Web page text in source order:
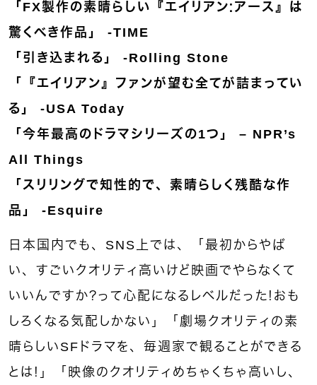
「FX製作の素晴らしい『エイリアン：アース』は
驚くべき作品」 -TIME
「引き込まれる」 -Rolling Stone
「『エイリアン』ファンが望む全てが詰まってい
る」 -USA Today
「今年最高のドラマシリーズの1つ」 – NPR’s
All Things
「スリリングで知性的で、素晴らしく残酷な作
品」 -Esquire
日本国内でも、SNS上では、「最初からやば
い、すごいクオリティ高いけど映画でやらなくて
いいんですか？って心配になるレベルだった！おも
しろくなる気配しかない」「劇場クオリティの素
晴らしいSFドラマを、毎週家で観ることができる
とは！」「映像のクオリティめちゃくちゃ高いし、